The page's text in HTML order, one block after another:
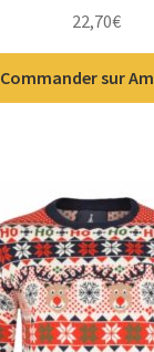
22,70€
Commander sur